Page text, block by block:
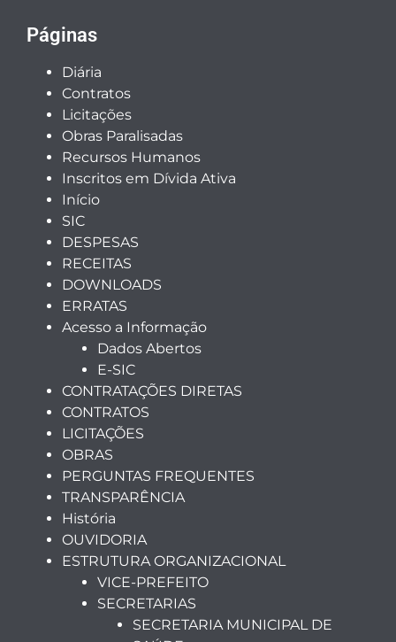
Páginas
Diária
Contratos
Licitações
Obras Paralisadas
Recursos Humanos
Inscritos em Dívida Ativa
Início
SIC
DESPESAS
RECEITAS
DOWNLOADS
ERRATAS
Acesso a Informação
Dados Abertos
E-SIC
CONTRATAÇÕES DIRETAS
CONTRATOS
LICITAÇÕES
OBRAS
PERGUNTAS FREQUENTES
TRANSPARÊNCIA
História
OUVIDORIA
ESTRUTURA ORGANIZACIONAL
VICE-PREFEITO
SECRETARIAS
SECRETARIA MUNICIPAL DE